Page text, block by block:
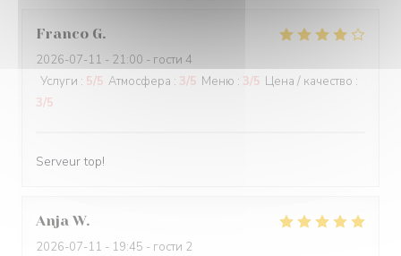
Franco G
2026-07-11 - 21:00 - гости 4
Услуги : 5/5 Атмосфера : 3/5 Меню : 3/5 Цена / качество :
3/5
Serveur top!
Anja W
2026-07-11 - 19:45 - гости 2